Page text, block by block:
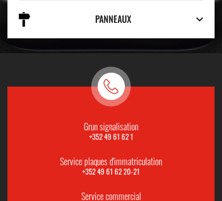
PANNEAUX
Grun signalisation
+352 49 61 62 1
Service plaques d'immatriculation
+352 49 61 62 20-21
Service commercial